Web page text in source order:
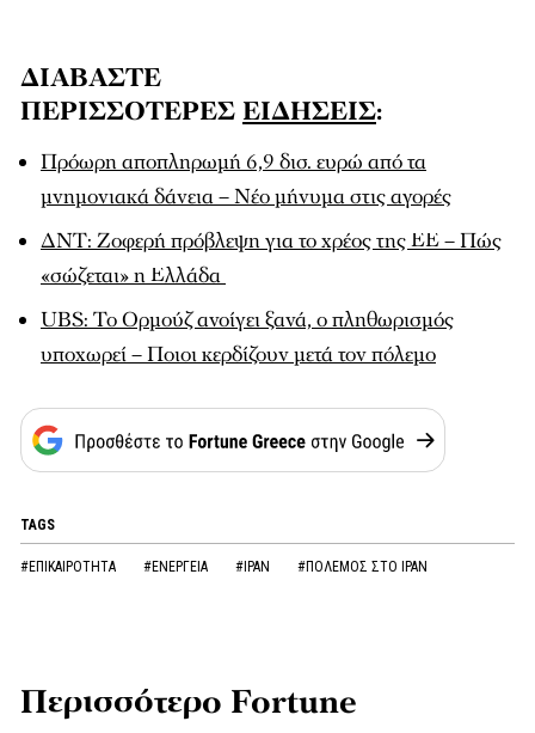
ΔΙΑΒΑΣΤΕ
ΠΕΡΙΣΣΟΤΕΡΕΣ ΕΙΔΗΣΕΙΣ:
Πρόωρη αποπληρωμή 6,9 δισ. ευρώ από τα
μνημονιακά δάνεια – Νέο μήνυμα στις αγορές
ΔΝΤ: Ζοφερή πρόβλεψη για το χρέος της ΕΕ – Πώς
«σώζεται» η Ελλάδα
UBS: Το Ορμούζ ανοίγει ξανά, ο πληθωρισμός
υποχωρεί – Ποιοι κερδίζουν μετά τον πόλεμο
TAGS
#ΕΠΙΚΑΙΡΟΤΗΤΑ #ΕΝΕΡΓΕΙΑ #ΙΡΑΝ #ΠΟΛΕΜΟΣ ΣΤΟ ΙΡΑΝ
Περισσότερο Fortune